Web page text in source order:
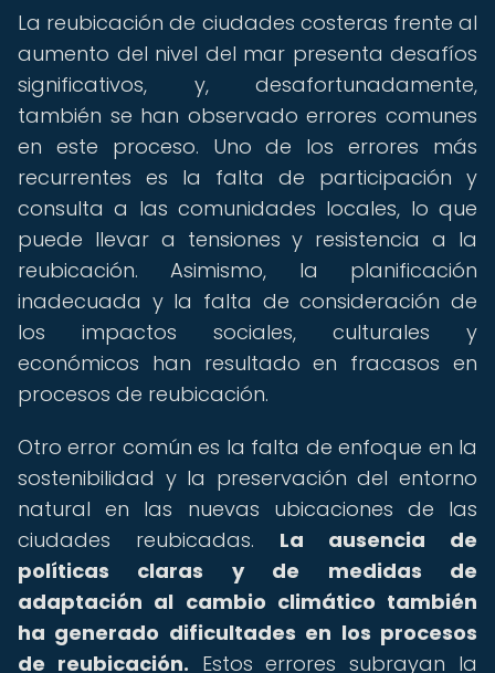
La reubicación de ciudades costeras frente al
aumento del nivel del mar presenta desafíos
significativos, y, desafortunadamente,
también se han observado errores comunes
en este proceso. Uno de los errores más
recurrentes es la falta de participación y
consulta a las comunidades locales, lo que
puede llevar a tensiones y resistencia a la
reubicación. Asimismo, la planificación
inadecuada y la falta de consideración de
los impactos sociales, culturales y
económicos han resultado en fracasos en
procesos de reubicación.
Otro error común es la falta de enfoque en la
sostenibilidad y la preservación del entorno
natural en las nuevas ubicaciones de las
ciudades reubicadas. La ausencia de
políticas claras y de medidas de
adaptación al cambio climático también
ha generado dificultades en los procesos
de reubicación. Estos errores subrayan la